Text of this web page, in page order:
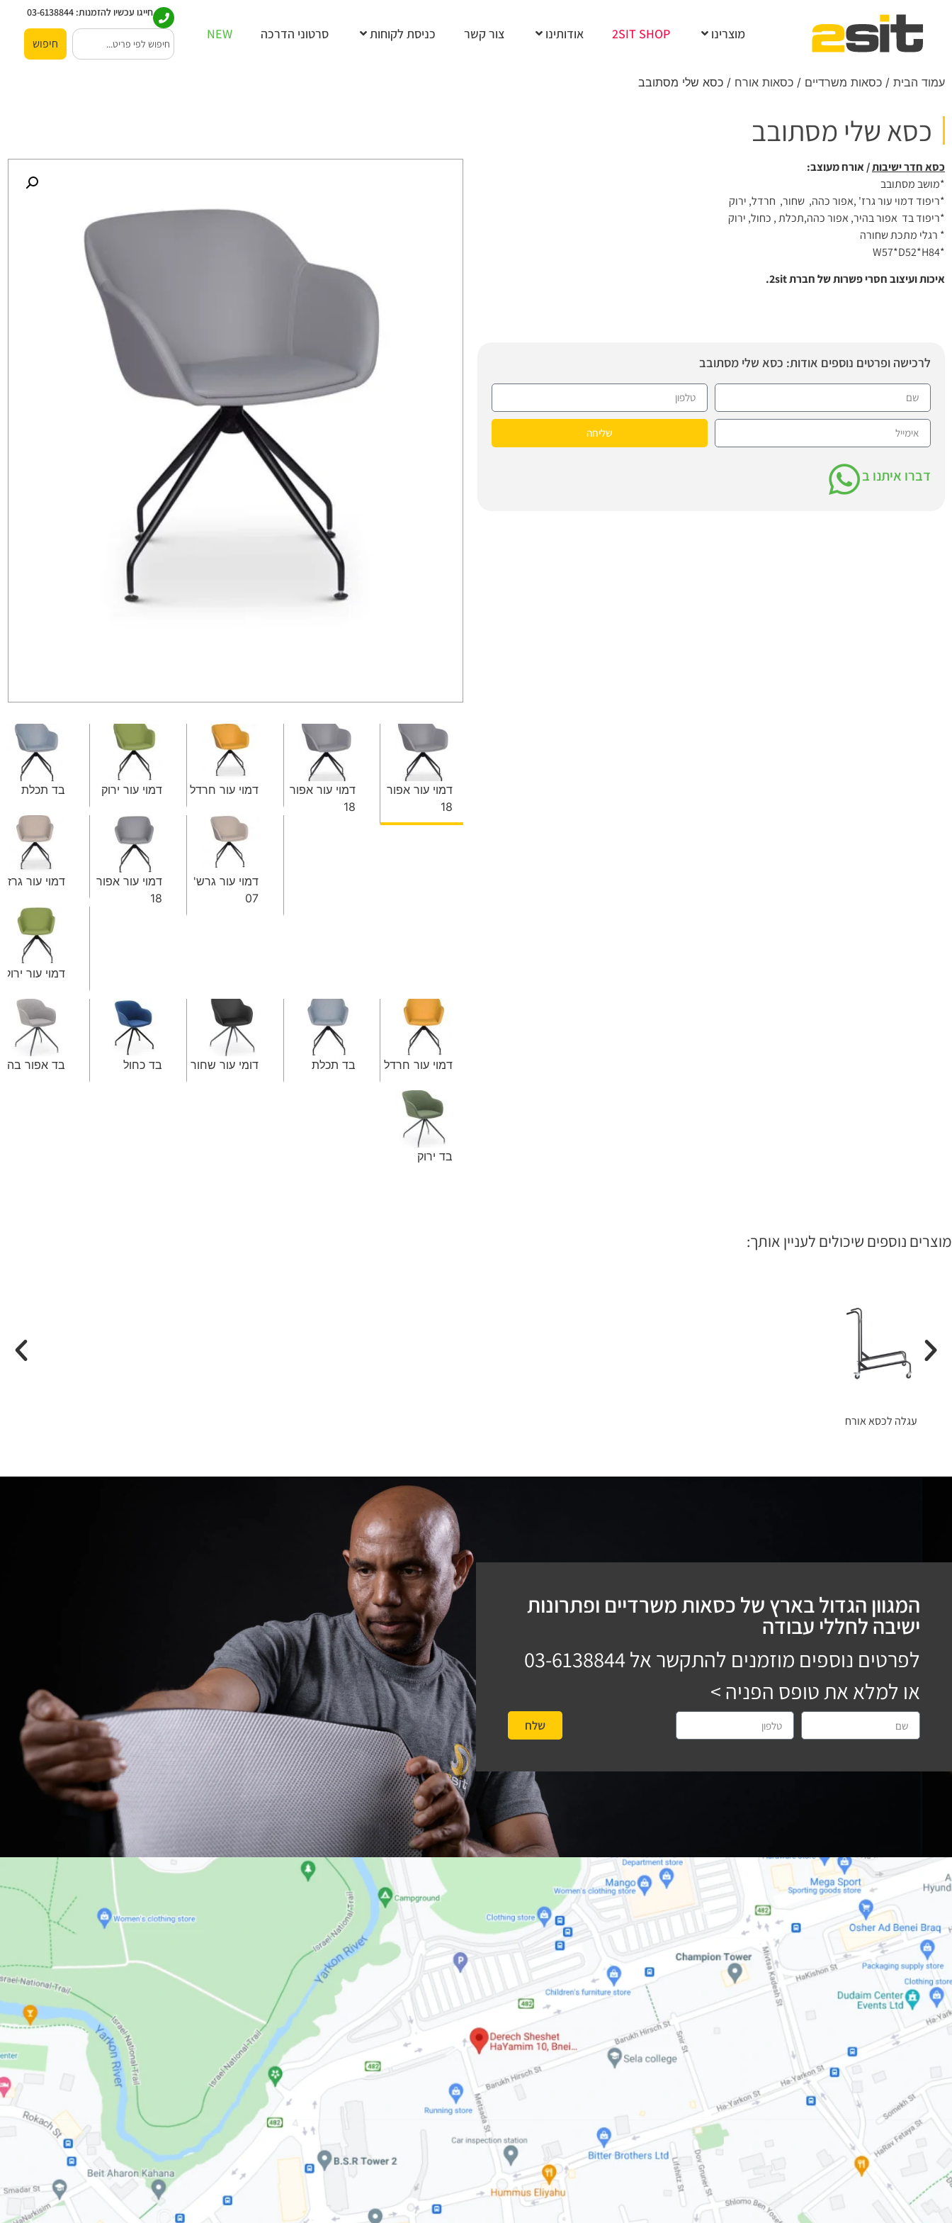
מוצרינו 2SIT SHOP אודותינו צור קשר כניסת לקוחות סרטוני הדרכה NEW
חייגו עכשיו להזמנות: 03-6138844
חיפוש
עמוד הבית / כסאות משרדיים / כסאות אורח / כסא שלי מסתובב
כסא שלי מסתובב
כסא חדר ישיבות/ אורח מעוצב:
*מושב מסתובב
*ריפוד דמוי עור גרז' ,אפור כהה, שחור, חרדל, ירוק
*ריפוד בד אפור בהיר, אפור כהה,תכלת , כחול, ירוק
* רגלי מתכת שחורה
*W57*D52*H84
איכות ועיצוב חסרי פשרות של חברת 2sit.
לרכישה ופרטים נוספים אודות: כסא שלי מסתובב
שליחה
דברו איתנו ב
דמוי עור אפור
18
דמוי עור אפור
18
דמוי עור חרדל דמוי עור ירוק בד תכלת
דמוי עור גרש'
07
דמוי עור אפור
18
דמוי עור גרז'
דמוי עור ירוק
דמוי עור חרדל בד תכלת דומי עור שחור בד כחול בד אפור
בד ירוק
מוצרים נוספים שיכולים לעניין אותך:
עגלה לכסא אורח
המגוון הגדול בארץ של כסאות משרדיים ופתרונות
ישיבה לחללי עבודה
לפרטים נוספים מוזמנים להתקשר אל03-6138844
או למלא את טופס הפניה >
שלח